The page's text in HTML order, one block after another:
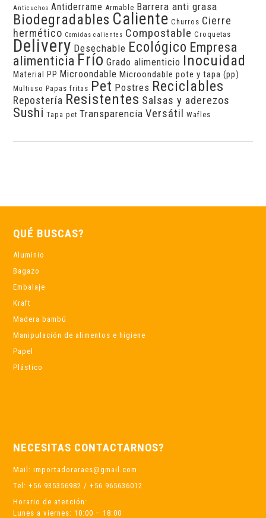
Anticuchos Antiderrame Armable Barrera anti grasa
Biodegradables Caliente Churros Cierre
hermético Comidas calientes Compostable Croquetas
Delivery Desechable Ecológico Empresa
alimenticia Frío Grado alimenticio Inocuidad
Material PP Microondable Microondable pote y tapa (pp)
Multiuso Papas fritas Pet Postres Reciclables
Repostería Resistentes Salsas y aderezos
Sushi Tapa pet Transparencia Versátil Wafles
QUÉ BUSCAS?
Aluminio
Bagazo
Embalaje
Kraft
Madera bambú
Manipulación de alimentos e higiene
Papel
Plástico
NECESITAS CONTACTARNOS?
Mail: importadoraraes@gmail.com
Tel: +56 935356982 / +56 965636012
Horario de atención:
Lunes a viernes: 10:00 – 18:00